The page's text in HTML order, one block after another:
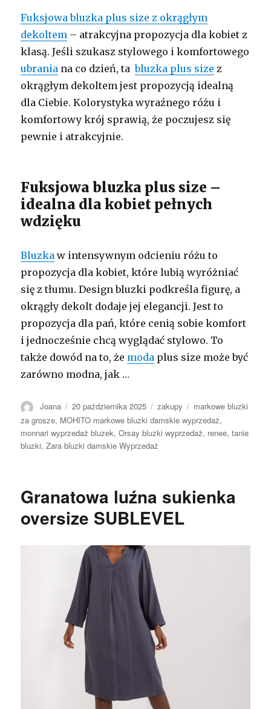
Fuksjowa bluzka plus size z okrągłym
dekoltem – atrakcyjna propozycja dla kobiet z
klasą. Jeśli szukasz stylowego i komfortowego
ubrania na co dzień, tabluzka plus size z
okrągłym dekoltem jest propozycją idealną
dla Ciebie. Kolorystyka wyraźnego różu i
komfortowy krój sprawią, że poczujesz się
pewnie i atrakcyjnie.
Fuksjowa bluzka plus size –
idealna dla kobiet pełnych
wdzięku
Bluzka w intensywnym odcieniu różu to
propozycja dla kobiet, które lubią wyróżniać
się z tłumu. Design bluzki podkreśla figurę, a
okrągły dekolt dodaje jej elegancji. Jest to
propozycja dla pań, które cenią sobie komfort
i jednocześnie chcą wyglądać stylowo. To
także dowód na to, że moda plus size może być
zarówno modna, jak …
Autor
Joana Opublikowano
20 października 2025 Kategorie
zakupy Tagi
markowe bluzki
za grosze, MOHITO markowe bluzki damskie wyprzedaż,
monnari wyprzedaż bluzek,Orsay bluzki wyprzedaż, renee,tanie
bluzki,Zara bluzki damskie Wyprzedaż
Granatowa luźna sukienka
oversize SUBLEVEL